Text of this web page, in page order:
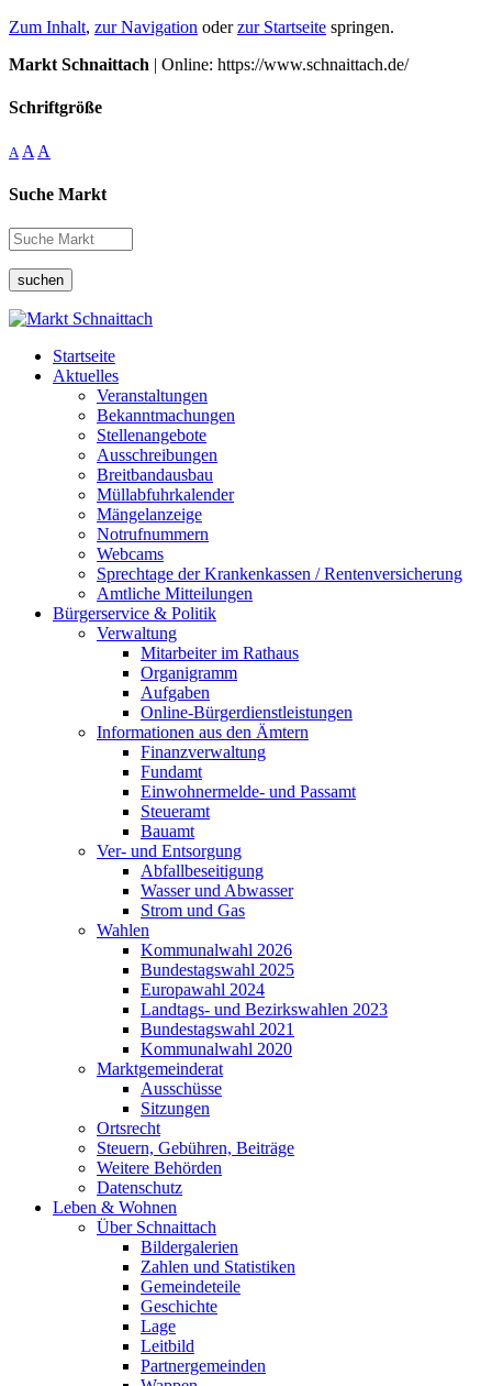
Zum Inhalt, zur Navigation oderzur Startseite springen.
Markt Schnaittach | Online: https://www.schnaittach.de/
Schriftgröße
A A A
Suche Markt
suchen
Startseite
Aktuelles
Veranstaltungen
Bekanntmachungen
Stellenangebote
Ausschreibungen
Breitbandausbau
Müllabfuhrkalender
Mängelanzeige
Notrufnummern
Webcams
Sprechtage der Krankenkassen / Rentenversicherung
Amtliche Mitteilungen
Bürgerservice & Politik
Verwaltung
Mitarbeiter im Rathaus
Organigramm
Aufgaben
Online-Bürgerdienstleistungen
Informationen aus den Ämtern
Finanzverwaltung
Fundamt
Einwohnermelde- und Passamt
Steueramt
Bauamt
Ver- und Entsorgung
Abfallbeseitigung
Wasser und Abwasser
Strom und Gas
Wahlen
Kommunalwahl 2026
Bundestagswahl 2025
Europawahl 2024
Landtags- und Bezirkswahlen 2023
Bundestagswahl 2021
Kommunalwahl 2020
Marktgemeinderat
Ausschüsse
Sitzungen
Ortsrecht
Steuern, Gebühren, Beiträge
Weitere Behörden
Datenschutz
Leben & Wohnen
Über Schnaittach
Bildergalerien
Zahlen und Statistiken
Gemeindeteile
Geschichte
Lage
Leitbild
Partnergemeinden